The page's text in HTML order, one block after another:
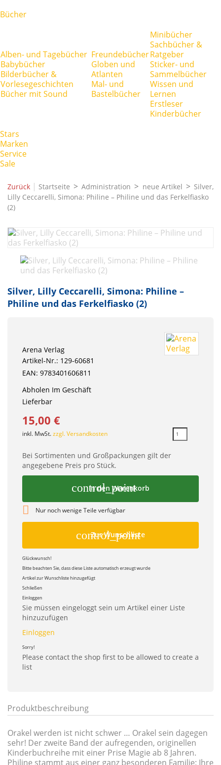
Bücher
Alben- und Tagebücher
Babybücher
Bilderbücher &
Vorlesegeschichten
Bücher mit Sound
Freundebücher
Globen und
Atlanten
Mal- und
Bastelbücher
Minibücher
Sachbücher &
Ratgeber
Sticker- und
Sammelbücher
Wissen und
Lernen
Erstleser
Kinderbücher
Stars
Marken
Service
Sale
Zurück | Startseite Administration neue Artikel
Silver,
Lilly Ceccarelli, Simona: Philine – Philine und das Ferkelfiasko
(2)
Silver, Lilly Ceccarelli, Simona: Philine –
Philine und das Ferkelfiasko (2)
Arena Verlag
Artikel-Nr.: 129-60681
EAN: 9783401606811
Abholen Im Geschäft
Lieferbar
15,00 €
inkl. MwSt.zzgl. Versandkosten
Bei Sortimenten und Großpackungen gilt der
angegebene Preis pro Stück.
control_point
In den Warenkorb
 Nur noch wenige Teile verfügbar
control_point
Zur Wunschliste
Glückwunsch!
Bitte beachten Sie, dass diese Liste automatisch erzeugt wurde
Artikel zur Wunschliste hinzugefügt
Schließen
Einloggen
Sie müssen eingeloggt sein um Artikel einer Liste
hinzuzufügen
Einloggen
Sorry!
Please contact the shop first to be allowed to create a
list
Produktbeschreibung
Orakel werden ist nicht schwer … Orakel sein dagegen
sehr! Der zweite Band der aufregenden, originellen
Kinderbuchreihe mit einer Prise Magie ab 8 Jahren.
Philine stammt aus einer ganz besonderen Familie: Ihre